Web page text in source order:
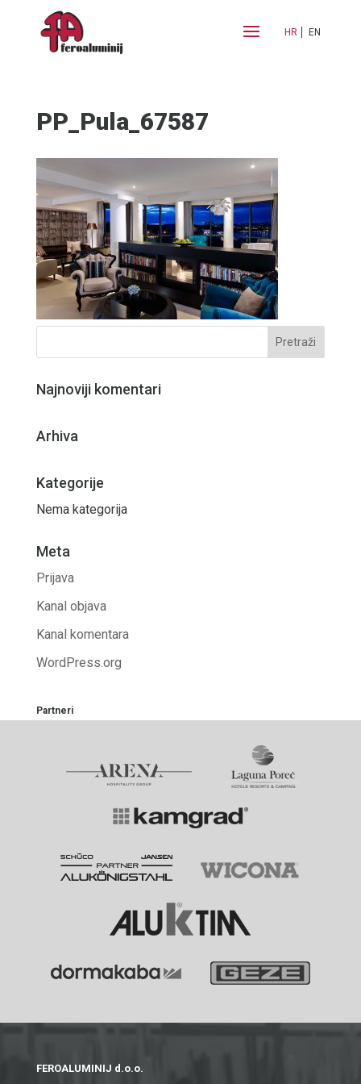
HR EN
PP_Pula_67587
Najnoviji komentari
Arhiva
Kategorije
Nema kategorija
Meta
Prijava
Kanal objava
Kanal komentara
WordPress.org
Partneri
FEROALUMINIJ d.o.o.